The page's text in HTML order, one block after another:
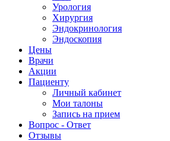
Урология
Хирургия
Эндокринология
Эндоскопия
Цены
Врачи
Акции
Пациенту
Личный кабинет
Мои талоны
Запись на прием
Вопрос - Ответ
Отзывы